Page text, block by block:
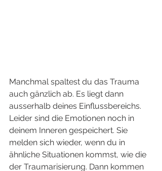
Manchmal spaltest du das Trauma
auch gänzlich ab. Es liegt dann
ausserhalb deines Einflussbereichs.
Leider sind die Emotionen noch in
deinem Inneren gespeichert. Sie
melden sich wieder, wenn du in
ähnliche Situationen kommst, wie die
der Traumarisierung. Dann kommen